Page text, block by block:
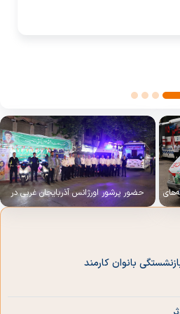
حضور پرشور اورژانس آذربایجان غربی در
موکب سلامت دانشگاه علوم پزشکی
بانوان کارمند